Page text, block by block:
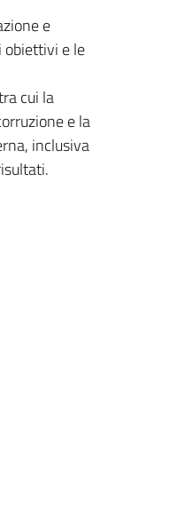
e
obiettivi e le
cui la
e la
inclusiva